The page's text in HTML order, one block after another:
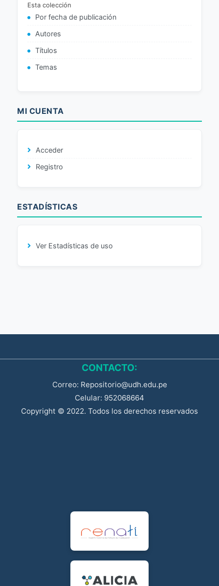
Esta colección
Por fecha de publicación
Autores
Títulos
Temas
MI CUENTA
Acceder
Registro
ESTADÍSTICAS
Ver Estadísticas de uso
CONTACTO:
Correo: Repositorio@udh.edu.pe
Celular: 952068664
Copyright © 2022. Todos los derechos reservados